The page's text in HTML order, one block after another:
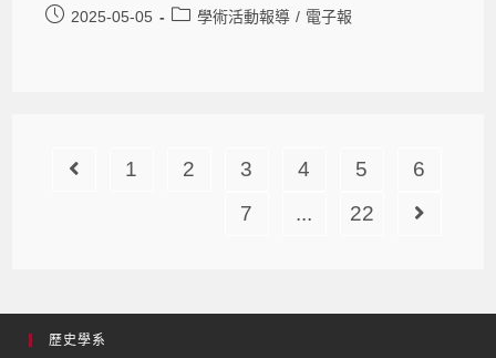
2025-05-05 學術活動報導 / 電子報
1 2 3 4 5
6
7
... 22
歷史學系